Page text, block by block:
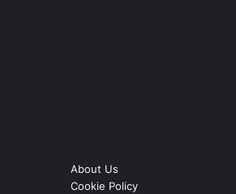
About Us
Cookie Policy